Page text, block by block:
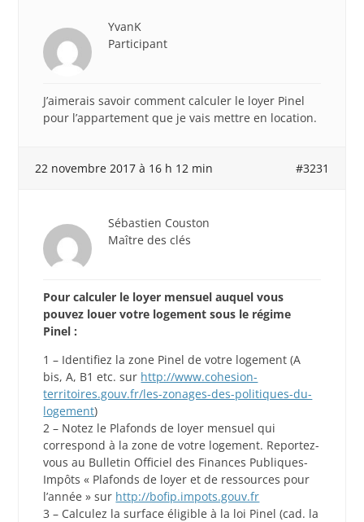
YvanK
Participant
J’aimerais savoir comment calculer le loyer Pinel
pour l’appartement que je vais mettre en location.
22 novembre 2017 à 16 h 12 min #3231
Sébastien Couston
Maître des clés
Pour calculer le loyer mensuel auquel vous
pouvez louer votre logement sous le régime
Pinel :
1 – Identifiez la zone Pinel de votre logement (A
bis, A, B1 etc. sur http://www.cohesion-
territoires.gouv.fr/les-zonages-des-politiques-du-
logement)
2 – Notez le Plafonds de loyer mensuel qui
correspond à la zone de votre logement. Reportez-
vous au Bulletin Officiel des Finances Publiques-
Impôts « Plafonds de loyer et de ressources pour
l’année » sur http://bofip.impots.gouv.fr
3 – Calculez la surface éligible à la loi Pinel (cad. la